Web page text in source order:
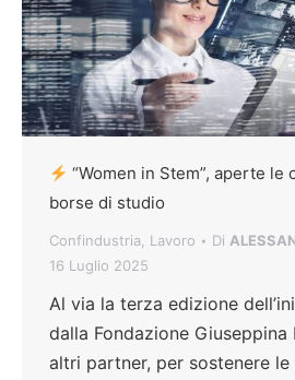
“Women in Stem”, aperte le
borse di studio
Confindustria Lavoro Di
16 Luglio 2025
Al via la terza edizione
dalla Fondazione Giuseppina
altri partner, per sostenere